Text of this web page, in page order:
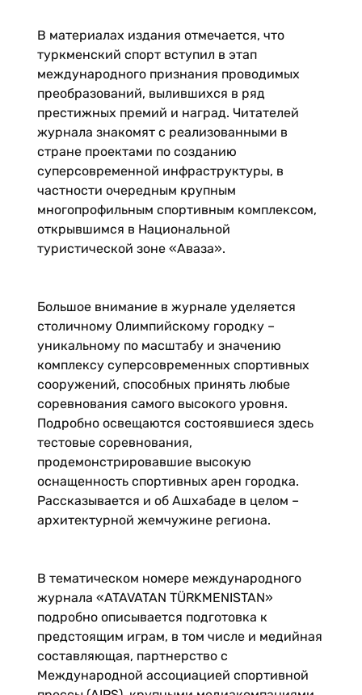
В материалах издания отмечается, что
туркменский спорт вступил в этап
международного признания проводимых
преобразований, вылившихся в ряд
престижных премий и наград. Читателей
журнала знакомят с реализованными в
стране проектами по созданию
суперсовременной инфраструктуры, в
частности очередным крупным
многопрофильным спортивным комплексом,
открывшимся в Национальной
туристической зоне «Аваза».
Большое внимание в журнале уделяется
столичному Олимпийскому городку –
уникальному по масштабу и значению
комплексу суперсовременных спортивных
сооружений, способных принять любые
соревнования самого высокого уровня.
Подробно освещаются состоявшиеся здесь
тестовые соревнования,
продемонстрировавшие высокую
оснащенность спортивных арен городка.
Рассказывается и об Ашхабаде в целом –
архитектурной жемчужине региона.
В тематическом номере международного
журнала «ATAVATAN TÜRKMENISTAN»
подробно описывается подготовка к
предстоящим играм, в том числе и медийная
составляющая, партнерство с
Международной ассоциацией спортивной